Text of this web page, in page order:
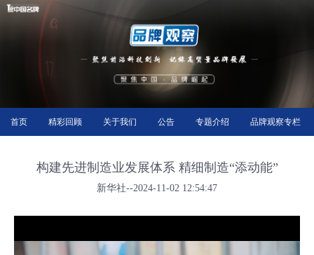
首页 精彩回顾 关于我们 公告 专题介绍 品牌观察专栏
构建先进制造业发展体系 精细制造“添动能”
新华社--2024-11-02 12:54:47